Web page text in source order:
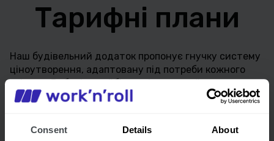
Consent Details About
Тарифні плани
Наш будівельний додаток пропонує гнучку систему
ціноутворення, адаптовану під потреби кожного
клієнта. Виберіть найбільш підходящий для вас
варіант з нашої пропозиції: